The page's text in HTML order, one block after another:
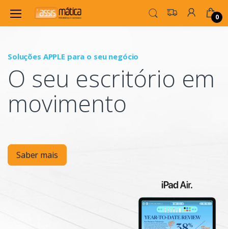
0
Soluções APPLE para o seu negócio
O seu escritório em
movimento
Saber mais